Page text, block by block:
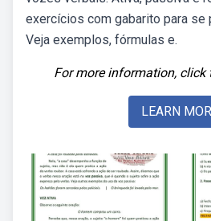
exercícios com gabarito para se
Veja exemplos, fórmulas e.
For more information, click
LEARN